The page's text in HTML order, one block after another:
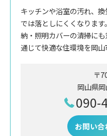
キッチンや浴室の汚れ、
では落としにくくなりま
納・照明カバーの清掃に
通じて快適な住環境を岡山
〒
岡山県
090-
お問い